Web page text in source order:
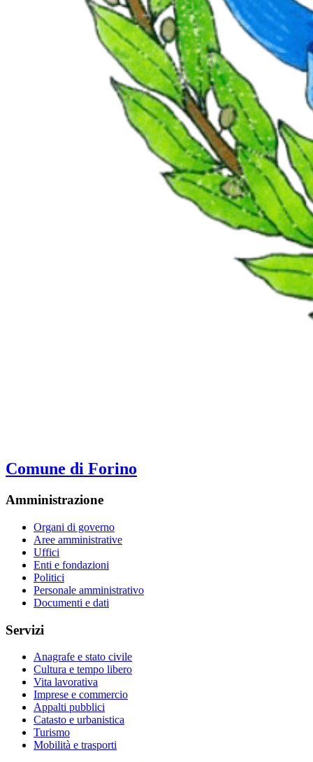
Comune di Forino
Amministrazione
Organi di governo
Aree amministrative
Uffici
Enti e fondazioni
Politici
Personale amministrativo
Documenti e dati
Servizi
Anagrafe e stato civile
Cultura e tempo libero
Vita lavorativa
Imprese e commercio
Appalti pubblici
Catasto e urbanistica
Turismo
Mobilità e trasporti